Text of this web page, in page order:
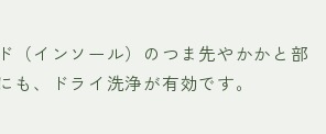
（インソール）のつま先やかかと部
も、ドライ洗浄が有効です。